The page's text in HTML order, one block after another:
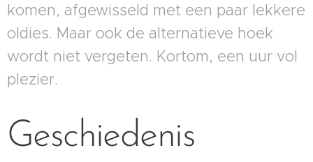
komen, afgewisseld met een paar lekkere
oldies. Maar ook de alternatieve hoek
wordt niet vergeten. Kortom, een uur vol
plezier.
Geschiedenis